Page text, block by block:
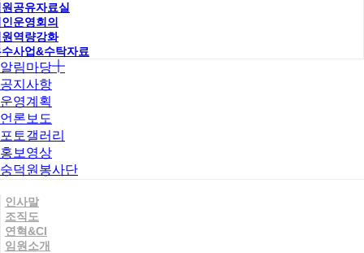
공유자료실
운영회의
역량강화
사업&수탁자료
알림마당
공지사항
운영계획
언론보도
포토갤러리
홍보영상
숭덕원봉사단
인사말
조직도
연혁&CI
임원소개